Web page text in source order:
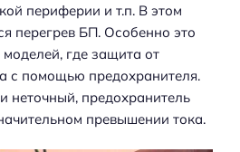
периферии и т.п. В этом
перегрев БП. Особенно это
где защита от
с помощью предохранителя.
неточный, предохранитель
превышении тока.